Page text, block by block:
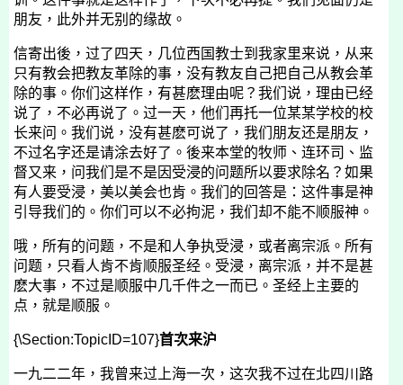
朋友，此外并无别的缘故。
信寄出後，过了四天，几位西国教士到我家里来说，从来
只有教会把教友革除的事，没有教友自己把自己从教会革
除的事。你们这样作，有甚麽理由呢？我们说，理由已经
说了，不必再说了。过一天，他们再托一位某某学校的校
长来问。我们说，没有甚麽可说了，我们朋友还是朋友，
不过名字还是请涂去好了。後来本堂的牧师、连环司、监
督又来，问我们是不是因受浸的问题所以要求除名？如果
有人要受浸，美以美会也肯。我们的回答是：这件事是神
引导我们的。你们可以不必拘泥，我们却不能不顺服神。
哦，所有的问题，不是和人争执受浸，或者离宗派。所有
问题，只看人肯不肯顺服圣经。受浸，离宗派，并不是甚
麽大事，不过是顺服中几千件之一而已。圣经上主要的
点，就是顺服。
{\Section:TopicID=107}首次来沪
一九二二年，我曾来过上海一次，这次我不过在北四川路